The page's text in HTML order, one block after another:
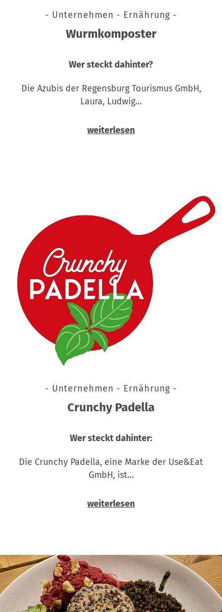
- Unternehmen - Ernährung -
Wurmkomposter
Wer steckt dahinter?
Die Azubis der Regensburg Tourismus GmbH,
Laura, Ludwig…
weiterlesen
- Unternehmen - Ernährung -
Crunchy Padella
Wer steckt dahinter:
Die Crunchy Padella, eine Marke der Use&Eat
GmbH, ist…
weiterlesen